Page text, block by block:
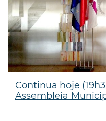
Continua hoje
Assembleia